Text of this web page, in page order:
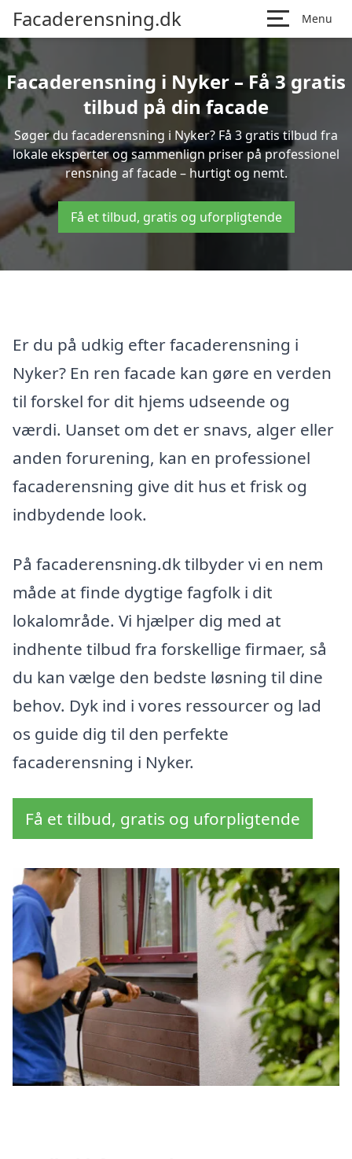
Facaderensning.dk Menu
Facaderensning i Nyker – Få 3 gratis
tilbud på din facade
Søger du facaderensning i Nyker? Få 3 gratis tilbud fra
lokale eksperter og sammenlign priser på professionel
rensning af facade – hurtigt og nemt.
Få et tilbud, gratis og uforpligtende
Er du på udkig efter facaderensning i
Nyker? En ren facade kan gøre en verden
til forskel for dit hjems udseende og
værdi. Uanset om det er snavs, alger eller
anden forurening, kan en professionel
facaderensning give dit hus et frisk og
indbydende look.
På facaderensning.dk tilbyder vi en nem
måde at finde dygtige fagfolk i dit
lokalområde. Vi hjælper dig med at
indhente tilbud fra forskellige firmaer, så
du kan vælge den bedste løsning til dine
behov. Dyk ind i vores ressourcer og lad
os guide dig til den perfekte
facaderensning i Nyker.
Få et tilbud, gratis og uforpligtende